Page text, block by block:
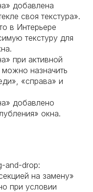
добавлена
своя текстура».
в Интерьере
текстуру для
при активной
назначить
«справа» и
добавлено
окна.
and-drop:
на замену»
при условии